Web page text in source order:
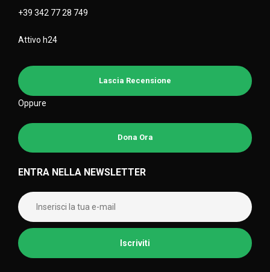
+39 342 77 28 749
Attivo h24
Lascia Recensione
Oppure
Dona Ora
ENTRA NELLA NEWSLETTER